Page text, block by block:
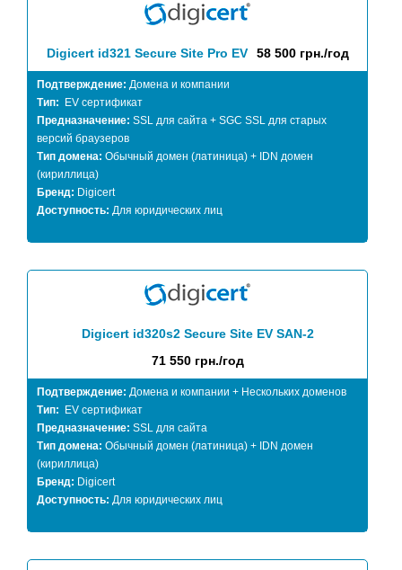
Digicert id321 Secure Site Pro EV 58 500 грн./год
Подтверждение: Домена и компании
Тип:
EV сертификат
Предназначение: SSL для сайта + SGC SSL для старых
версий браузеров
Тип домена: Обычный домен (латиница) + IDN домен
(кириллица)
Бренд: Digicert
Доступность: Для юридических лиц
Digicert id320s2 Secure Site EV SAN-2
71 550 грн./год
Подтверждение: Домена и компании + Нескольких доменов
Тип:
EV сертификат
Предназначение: SSL для сайта
Тип домена: Обычный домен (латиница) + IDN домен
(кириллица)
Бренд: Digicert
Доступность: Для юридических лиц